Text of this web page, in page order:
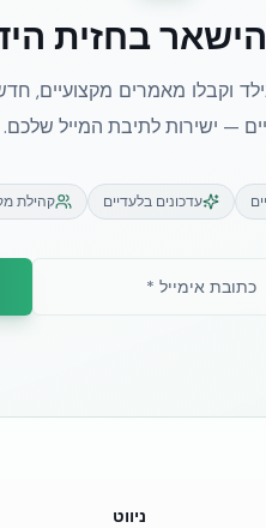
בחזית
וקבלו מאמרים מקצועיים,
— ישירות לתיבת המייל שלכם.
עדכונים בלעדיים קהילת
ניווט